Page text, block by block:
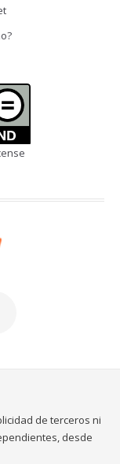
de terceros ni
desde